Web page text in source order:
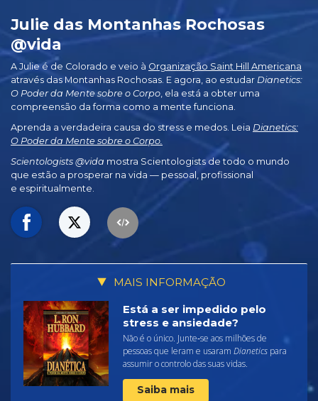
Julie das Montanhas Rochosas
@vida
A Julie é de Colorado e veio à Organização Saint Hill Americana
através das Montanhas Rochosas. E agora, ao estudar Dianetics:
O Poder da Mente sobre o Corpo, ela está a obter uma
compreensão da forma como a mente funciona.
Aprenda a verdadeira causa do stress e medos. Leia Dianetics:
O Poder da Mente sobre o Corpo.
Scientologists @vida mostra Scientologists de todo o mundo
que estão a prosperar na vida — pessoal, profissional
e espiritualmente.
MAIS INFORMAÇÃO
Está a ser impedido pelo
stress e ansiedade?
Não é o único. Junte‑se aos milhões de
pessoas que leram e usaram Dianetics para
assumir o controlo das suas vidas.
Saiba mais